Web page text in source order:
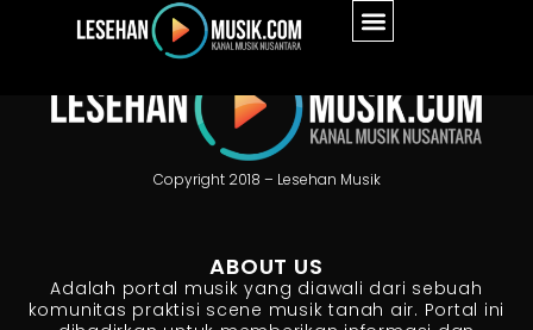
Copyright 2018 – Lesehan Musik
ABOUT US
Adalah portal musik yang diawali dari sebuah
komunitas praktisi scene musik tanah air. Portal ini